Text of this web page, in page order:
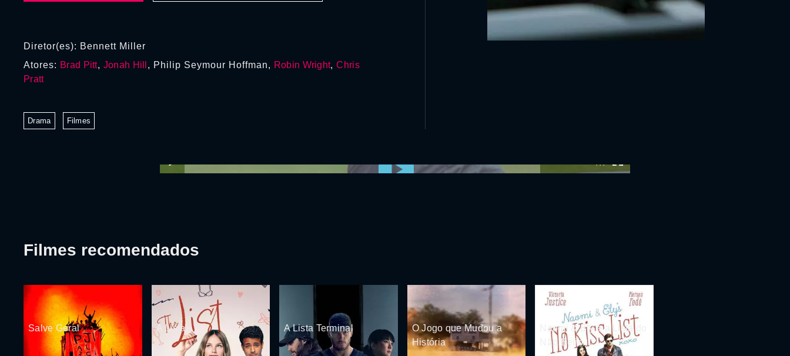
Diretor(es): Bennett Miller
Atores: Brad Pitt, Jonah Hill , Philip Seymour Hoffman, Robin Wright,Chris
Pratt
Drama Filmes
Filmes recomendados
Salve Geral A Lista A Lista Terminal
O Jogo que Mudou a
História
Naomi & Ely e a Lista do
Não Beijo